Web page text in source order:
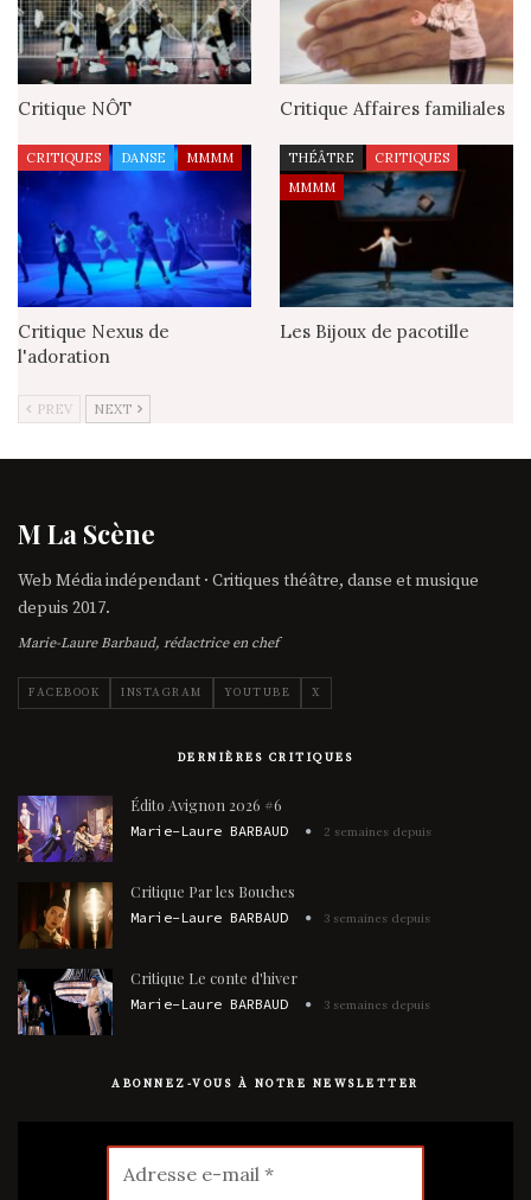
Critique NÔT Critique Affaires familiales
CRITIQUES DANSE MMMM
Critique Nexus de
l'adoration
THÉÂTRE
CRITIQUES
MMMM
Les Bijoux de pacotille
PREV NEXT
M La Scène
Web Média indépendant · Critiques théâtre, danse et musique
depuis 2017.
Marie-Laure Barbaud, rédactrice en chef
FACEBOOK INSTAGRAM YOUTUBE X
DERNIÈRES CRITIQUES
Édito Avignon 2026 #6
Marie-Laure BARBAUD 2 semaines depuis
Critique Par les Bouches
Marie-Laure BARBAUD 3 semaines depuis
Critique Le conte d'hiver
Marie-Laure BARBAUD 3 semaines depuis
ABONNEZ-VOUS À NOTRE NEWSLETTER